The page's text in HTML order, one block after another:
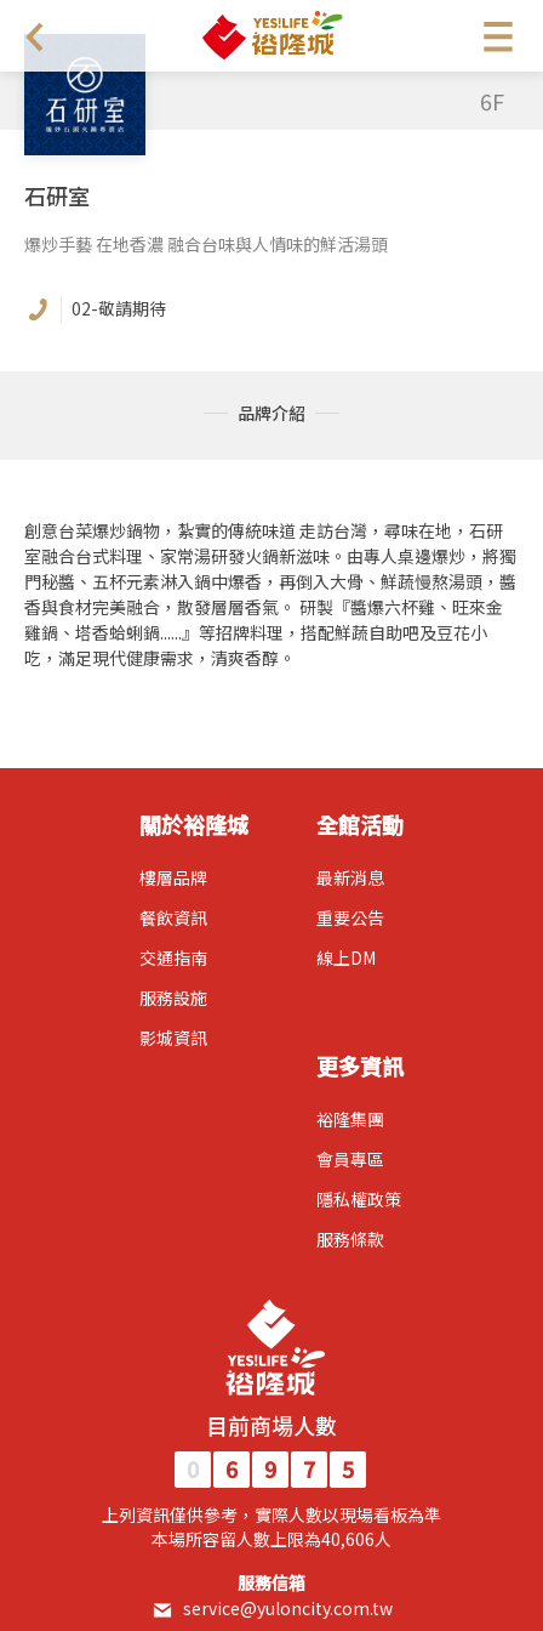
6F
石研室
爆炒手藝 在地香濃 融合台味與人情味的鮮活湯頭
02-敬請期待
品牌介紹
創意台菜爆炒鍋物，紮實的傳統味道 走訪台灣，尋味在地，石研
室融合台式料理、家常湯研發火鍋新滋味。由專人桌邊爆炒，將獨
門秘醬、五杯元素淋入鍋中爆香，再倒入大骨、鮮蔬慢熬湯頭，醬
香與食材完美融合，散發層層香氣。 研製『醬爆六杯雞、旺來金
雞鍋、塔香蛤蜊鍋......』等招牌料理，搭配鮮蔬自助吧及豆花小
吃，滿足現代健康需求，清爽香醇。
關於裕隆城
樓層品牌
餐飲資訊
交通指南
服務設施
影城資訊
全館活動
最新消息
重要公告
線上DM
更多資訊
裕隆集團
會員專區
隱私權政策
服務條款
目前商場人數
0
6 9 7 5
上列資訊僅供參考，實際人數以現場看板為準
​本場所容留人數上限為40,606人​
服務信箱
service@yuloncity.com.tw